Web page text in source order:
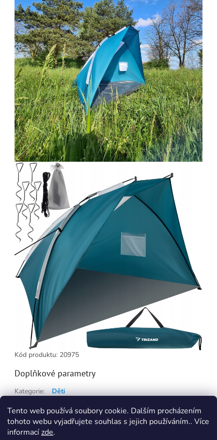
Tento web používá soubory cookie. Dalším procházením
tohoto webu vyjadřujete souhlas s jejich používáním.. Více
informacízde.
Kód produktu: 20975
Doplňkové parametry
Kategorie:
Děti